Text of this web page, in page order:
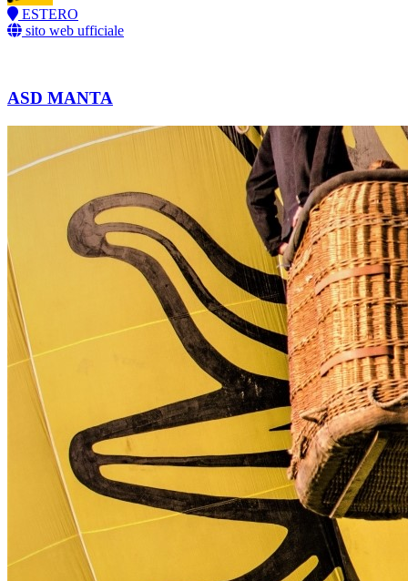
ESTERO
sito web ufficiale
ASD MANTA